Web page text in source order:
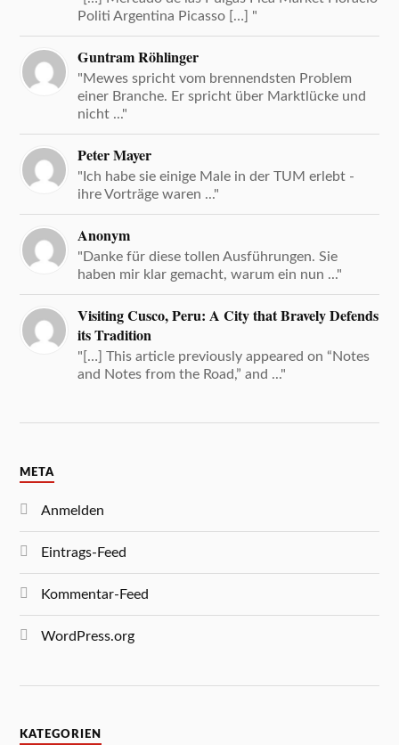
Politi Argentina Picasso […] "
Guntram Röhlinger
"Mewes spricht vom brennendsten Problem
einer Branche. Er spricht über Marktlücke und
nicht ..."
Peter Mayer
"Ich habe sie einige Male in der TUM erlebt -
ihre Vorträge waren ..."
Anonym
"Danke für diese tollen Ausführungen. Sie
haben mir klar gemacht, warum ein nun ..."
Visiting Cusco, Peru: A City that Bravely Defends
its Tradition
"[…] This article previously appeared on “Notes
and Notes from the Road,” and ..."
META
Anmelden
Eintrags-Feed
Kommentar-Feed
WordPress.org
KATEGORIEN